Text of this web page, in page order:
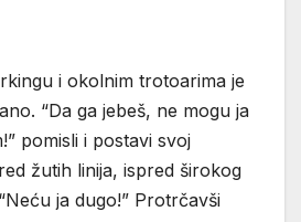
i okolnim trotoarima je
“Da ga jebeš, ne mogu ja
pomisli i postavi svoj
žutih linija, ispred širokog
ja dugo!” Protrčavši